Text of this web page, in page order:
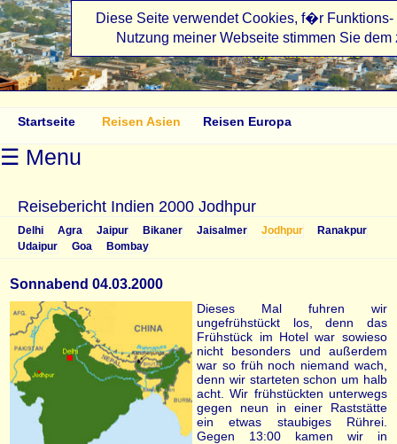
angelikasreisen.de
Startseite Reisen Asien Reisen Europa
☰ Menu
Reisebericht Indien 2000 Jodhpur
Delhi Agra Jaipur Bikaner Jaisalmer Jodhpur
Ranakpur
Udaipur
Goa Bombay
Sonnabend 04.03.2000
Dieses Mal fuhren wir
ungefrühstückt los, denn das
Frühstück im Hotel war sowieso
nicht besonders und außerdem
war so früh noch niemand wach,
denn wir starteten schon um halb
acht. Wir frühstückten unterwegs
gegen neun in einer Raststätte
ein etwas staubiges Rührei.
Gegen 13:00 kamen wir in
Diese Seite verwendet Cookies, f�r
Nutzung meiner Webseite stimmen Sie